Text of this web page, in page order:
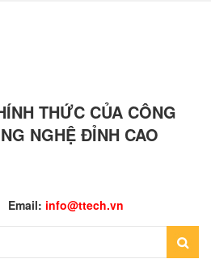
THỨC CỦA CÔNG
NGHỆ ĐỈNH CAO
Email: info@ttech.vn